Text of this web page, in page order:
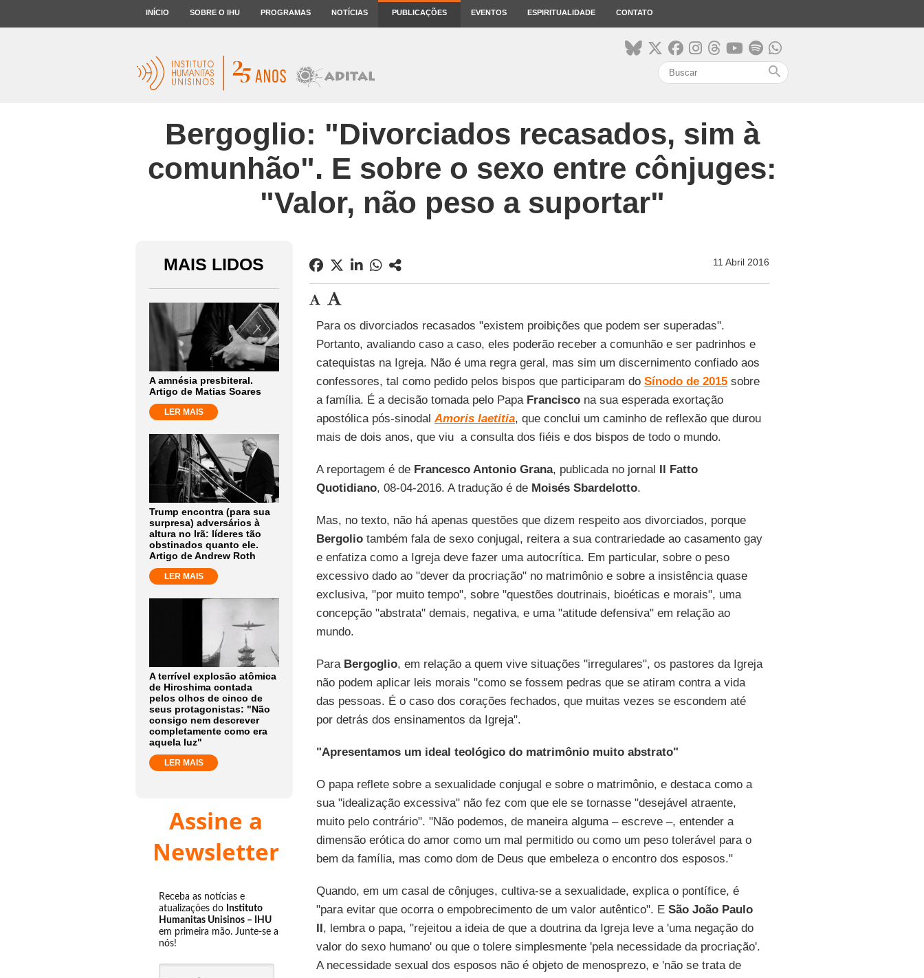
INÍCIO SOBRE O IHU PROGRAMAS NOTÍCIAS PUBLICAÇÕES EVENTOS ESPIRITUALIDADE CONTATO
search
Bergoglio: "Divorciados recasados, sim à
comunhão". E sobre o sexo entre cônjuges:
"Valor, não peso a suportar"
MAIS LIDOS
A amnésia presbiteral.
Artigo de Matias Soares
LER MAIS
Trump encontra (para sua
surpresa) adversários à
altura no Irã: líderes tão
obstinados quanto ele.
Artigo de Andrew Roth
LER MAIS
A terrível explosão atômica
de Hiroshima contada
pelos olhos de cinco de
seus protagonistas: "Não
consigo nem descrever
completamente como era
aquela luz"
LER MAIS
Assine a
Newsletter
Receba as notícias e
atualizações do Instituto
Humanitas Unisinos – IHU
em primeira mão. Junte-se a
nós!
11 Abril 2016
Para os divorciados recasados "existem proibições que podem ser superadas".
Portanto, avaliando caso a caso, eles poderão receber a comunhão e ser padrinhos e
catequistas na Igreja. Não é uma regra geral, mas sim um discernimento confiado aos
confessores, tal como pedido pelos bispos que participaram do Sínodo de 2015sobre
a família. É a decisão tomada pelo Papa Franciscona sua esperada exortação
apostólica pós-sinodalAmoris laetitia, que conclui um caminho de reflexão que durou
mais de dois anos, que viu a consulta dos fiéis e dos bispos de todo o mundo.
A reportagem é de Francesco Antonio Grana, publicada no jornal Il Fatto
Quotidiano, 08-04-2016. A tradução é de Moisés Sbardelotto.
Mas, no texto, não há apenas questões que dizem respeito aos divorciados, porque
Bergoliotambém fala de sexo conjugal, reitera a sua contrariedade ao casamento gay
e enfatiza como a Igreja deve fazer uma autocrítica. Em particular, sobre o peso
excessivo dado ao "dever da procriação" no matrimônio e sobre a insistência quase
exclusiva, "por muito tempo", sobre "questões doutrinais, bioéticas e morais", uma
concepção "abstrata" demais, negativa, e uma "atitude defensiva" em relação ao
mundo.
Para Bergoglio, em relação a quem vive situações "irregulares", os pastores da Igreja
não podem aplicar leis morais "como se fossem pedras que se atiram contra a vida
das pessoas. É o caso dos corações fechados, que muitas vezes se escondem até
por detrás dos ensinamentos da Igreja".
"Apresentamos um ideal teológico do matrimônio muito abstrato"
O papa reflete sobre a sexualidade conjugal e sobre o matrimônio, e destaca como a
sua "idealização excessiva" não fez com que ele se tornasse "desejável atraente,
muito pelo contrário". "Não podemos, de maneira alguma – escreve –, entender a
dimensão erótica do amor como um mal permitido ou como um peso tolerável para o
bem da família, mas como dom de Deus que embeleza o encontro dos esposos."
Quando, em um casal de cônjuges, cultiva-se a sexualidade, explica o pontífice, é
"para evitar que ocorra o empobrecimento de um valor autêntico". E São João Paulo
II, lembra o papa, "rejeitou a ideia de que a doutrina da Igreja leve a 'uma negação do
valor do sexo humano' ou que o tolere simplesmente 'pela necessidade da procriação'.
A necessidade sexual dos esposos não é objeto de menosprezo, e 'não se trata de